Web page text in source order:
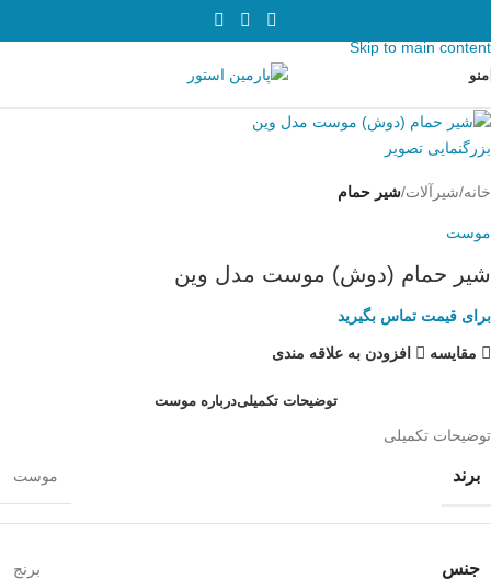
Skip to main content
منو
بزرگنمایی تصویر
خانه شیرآلات شیر حمام
موست
شیر حمام (دوش) موست مدل وین
برای قیمت تماس بگیرید
مقایسه افزودن به علاقه مندی
توضیحات تکمیلیدرباره موست
توضیحات تکمیلی
برند موست
جنس برنج